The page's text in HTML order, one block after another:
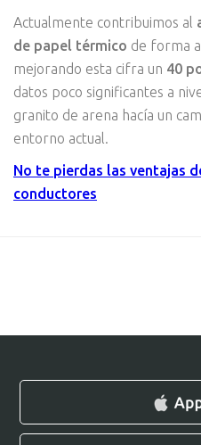
Actualmente contribuimos al
de papel térmico de forma
mejorando esta cifra un 40
datos poco significantes a
granito de arena hacía un
entorno actual.
No te pierdas las ventajas
conductores
entradas